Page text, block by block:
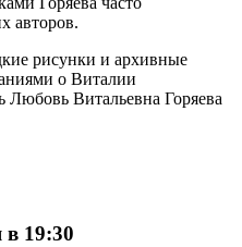
авторов.
рисунки и архивные
о Виталии
Любовь Витальевна Горяева
в 19:30